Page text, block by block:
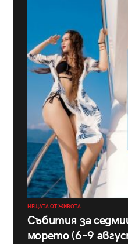
НЕЩАТА ОТ ЖИВОТА
Събития за
морето (6–9